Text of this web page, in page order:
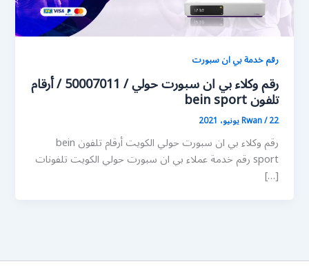
رقم خدمة بي ان سبورت
رقم وكلاء بي ان سبورت حولي / 50007011 / أرقام
تلفون bein sport
Rwan/22 يونيو، 2021
رقم وكلاء بي ان سبورت حولي الكويت أرقام تلفون bein
sport رقم خدمة عملاء بي ان سبورت حولي الكويت تلفونات
[…]